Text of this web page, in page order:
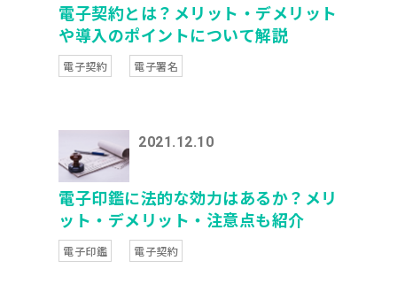
電子契約とは？メリット・デメリット
や導入のポイントについて解説
電子契約 電子署名
2021.12.10
電子印鑑に法的な効力はあるか？メリ
ット・デメリット・注意点も紹介
電子印鑑 電子契約